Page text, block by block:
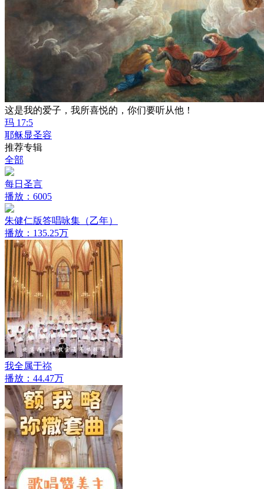
这是我的爱子，我所喜悦的，你们要听从他！
玛 17:5
耶稣显圣容
推荐专辑
全部
每日圣言
播放：6005
朱健仁版答唱咏集（乙年）
播放：135.25万
我全属于祢
播放：44.47万